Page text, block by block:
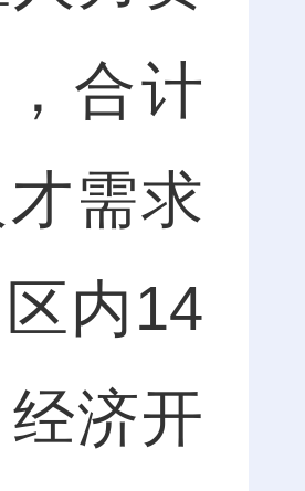
合计
需求
内14
济开